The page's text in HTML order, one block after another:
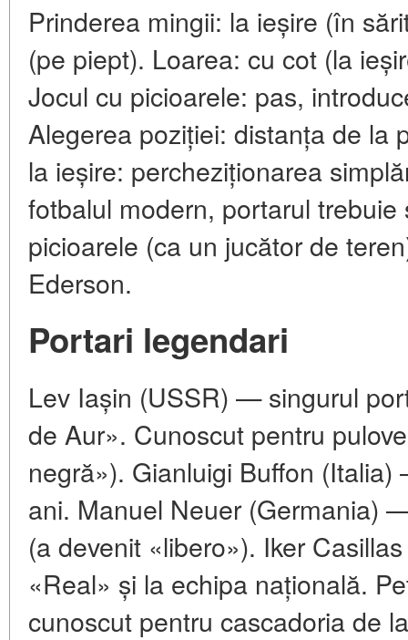
Prinderea mingii: la ieșire (în
(pe piept). Loarea: cu cot (la
Jocul cu picioarele: pas,
Alegerea poziției: distanța de la
la ieșire: percheziționarea
fotbalul modern, portarul
picioarele (ca un jucător de
Ederson.
Portari legendari
Lev Iașin (USSR) — singurul
de Aur». Cunoscut pentru
negră»). Gianluigi Buffon
ani. Manuel Neuer (Germania)
(a devenit «libero»). Iker
«Real» și la echipa națională.
cunoscut pentru cascadoria de